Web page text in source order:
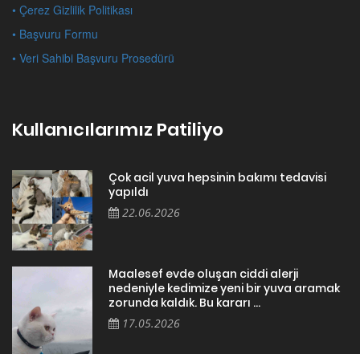
• Çerez Gizlilik Politikası
• Başvuru Formu
• Veri Sahibi Başvuru Prosedürü
Kullanıcılarımız Patiliyo
Çok acil yuva hepsinin bakımı tedavisi
yapıldı
22.06.2026
Maalesef evde oluşan ciddi alerji
nedeniyle kedimize yeni bir yuva aramak
zorunda kaldık. Bu kararı ...
17.05.2026